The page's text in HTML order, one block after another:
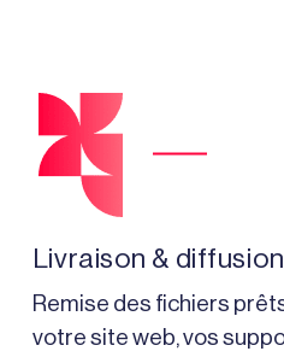
Livraison & diffusion
Remise des fichiers
votre site web, vos